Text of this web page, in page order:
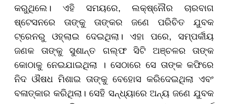
କରୁଥିଲେ। ଏହି ସମୟରେ, ଲକ୍ଷ୍ନୌର ଚାରବାଗ
ଷ୍ଟେସନରେ ତାଙ୍କୁ ତାଙ୍କର ଜଣେ ପରିଚିତ ଯୁବକ
ଟ୍ରେନରୁ ଓହ୍ଲାଇ ଦେଇଥିଲା। ଏହା ପରେ, ସମ୍ପର୍କୀୟ
ଜଣକ ତାଙ୍କୁ ସୁଶାନ୍ତ ଗଲ୍ଫ ସିଟି ଅଞ୍ଚଳର ତାଙ୍କ
କୋଠାକୁ ନେଇଯାଇଥିଲା । ସେଠାରେ ସେ ତାଙ୍କ କଫିରେ
ନିଦ ଔଷଧ ମିଶାଇ ତାଙ୍କୁ ବେହୋସ କରିଦେଇଥିଲା ଏବଂ
ବଳାତ୍କାର କରିଥିଲା। ସେହି ସନ୍ଧ୍ୟାରେ ଅନ୍ୟ ଜଣେ ଯୁବକ